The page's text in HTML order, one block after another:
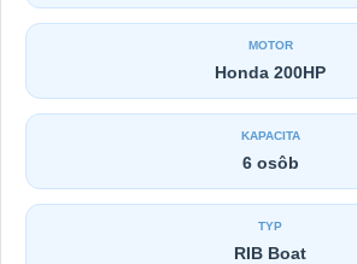
MOTOR
Honda 200HP
KAPACITA
6 osôb
TYP
RIB Boat